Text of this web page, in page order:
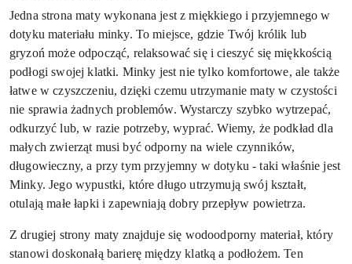
Jedna strona maty wykonana jest z miękkiego i przyjemnego w
dotyku materiału minky. To miejsce, gdzie Twój królik lub
gryzoń może odpocząć, relaksować się i cieszyć się miękkością
podłogi swojej klatki. Minky jest nie tylko komfortowe, ale także
łatwe w czyszczeniu, dzięki czemu utrzymanie maty w czystości
nie sprawia żadnych problemów. Wystarczy szybko wytrzepać,
odkurzyć lub, w razie potrzeby, wyprać. Wiemy, że podkład dla
małych zwierząt musi być odporny na wiele czynników,
długowieczny, a przy tym przyjemny w dotyku - taki właśnie jest
Minky. Jego wypustki, które długo utrzymują swój kształt,
otulają małe łapki i zapewniają dobry przepływ powietrza.
Z drugiej strony maty znajduje się wodoodporny materiał, który
stanowi doskonałą barierę między klatką a podłożem. Ten